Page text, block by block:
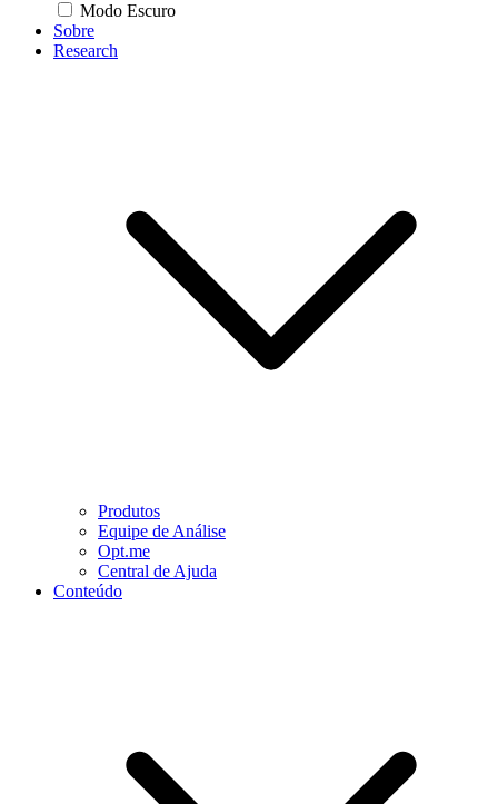
Modo Escuro
Sobre
Research
Produtos
Equipe de Análise
Opt.me
Central de Ajuda
Conteúdo